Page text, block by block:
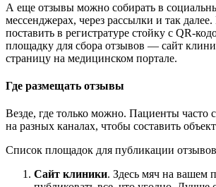
А еще отзывы можно собирать в
мессенджерах, через рассылки и так
поставить в регистратуре стойку с QR-
площадку для сбора отзывов — сайт
страницу на медицинском портале.
Где размещать отзывы
Везде, где только можно. Пациенты часто
на разных каналах, чтобы составить
Список площадок для публикации
Сайт клиники. Здесь мяч на вашем